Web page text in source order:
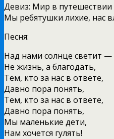
Девиз: Мир в путешествии
Мы ребятушки лихие, нас
Песня:
Над нами солнце светит —
Не жизнь, а благодать,
Тем, кто за нас в ответе,
Давно пора понять,
Тем, кто за нас в ответе,
Давно пора понять,
Мы маленькие дети,
Нам хочется гулять!